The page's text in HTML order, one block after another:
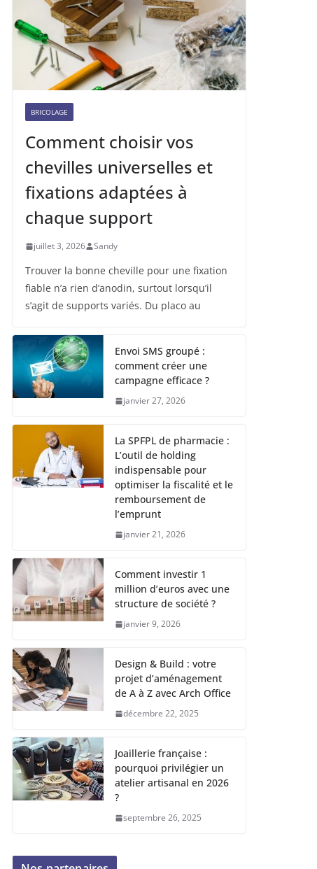
BRICOLAGE
Comment choisir vos
chevilles universelles et
fixations adaptées à
chaque support
juillet 3, 2026 Sandy
Trouver la bonne cheville pour une fixation
fiable n’a rien d’anodin, surtout lorsqu’il
s’agit de supports variés. Du placo au
Envoi SMS groupé :
comment créer une
campagne efficace ?
janvier 27, 2026
La SPFPL de pharmacie :
L’outil de holding
indispensable pour
optimiser la fiscalité et le
remboursement de
l’emprunt
janvier 21, 2026
Comment investir 1
million d’euros avec une
structure de société ?
janvier 9, 2026
Design & Build : votre
projet d’aménagement
de A à Z avec Arch Office
décembre 22, 2025
Joaillerie française :
pourquoi privilégier un
atelier artisanal en 2026
?
septembre 26, 2025